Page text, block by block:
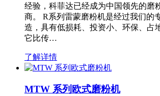
经验，科菲达已经成为中国领先的磨
商。 R系列雷蒙磨粉机是经过我们的
造，具有低损耗、投资小、环保、占
它比传…
了解详情
MTW 系列欧式磨粉机